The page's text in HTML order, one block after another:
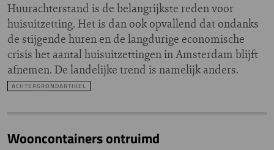
Huurachterstand is de belangrijkste reden voor
huisuitzetting. Het is dan ook opvallend dat ondanks
de stijgende huren en de langdurige economische
crisis het aantal huisuitzettingen in Amsterdam blijft
afnemen. De landelijke trend is namelijk anders.
ACHTERGRONDARTIKEL
Wooncontainers ontruimd